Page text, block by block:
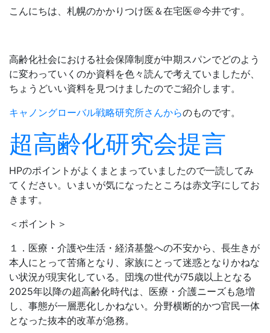
こんにちは、札幌のかかりつけ医＆在宅医＠今井です。
高齢化社会における社会保障制度が中期スパンでどのよう
に変わっていくのか資料を色々読んで考えていましたが、
ちょうどいい資料を見つけましたのでご紹介します。
キャノングローバル戦略研究所さんからのものです。
超高齢化研究会提言
HPのポイントがよくまとまっていましたので一読してみ
てください。いまいが気になったところは赤文字にしてお
きます。
＜ポイント＞
１．医療・介護や生活・経済基盤への不安から、長生きが
本人にとって苦痛となり、家族にとって迷惑となりかねな
い状況が現実化している。団塊の世代が75歳以上となる
2025年以降の超高齢化時代は、医療・介護ニーズも急増
し、事態が一層悪化しかねない。分野横断的かつ官民一体
となった抜本的改革が急務。